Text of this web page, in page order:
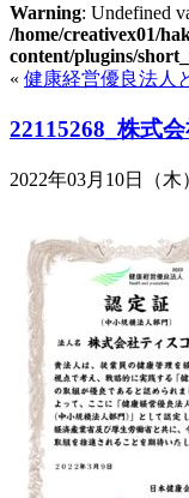
Warning: Undefined
/home/creativex01/
content/plugins/
« 健康経営優良法人
22115268_株式
2022年03月10日（木